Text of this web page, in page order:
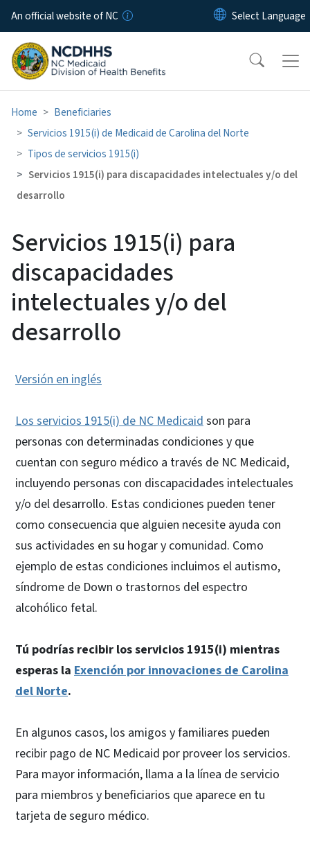
Skip to main content
An official website of NC
Home
Beneficiaries
Servicios 1915(i) de Medicaid de Carolina del Norte
Tipos de servicios 1915(i)
Servicios 1915(i) para discapacidades intelectuales y/o del
desarrollo
Servicios 1915(i) para
discapacidades
intelectuales y/o del
desarrollo
Versión en inglés
Los servicios 1915(i) de NC Medicaid son para
personas con determinadas condiciones y que
cuentan con seguro médico a través de NC Medicaid,
incluyendo personas con discapacidades intelectuales
y/o del desarrollo. Estas condiciones pueden tener
como consecuencia que alguien necesite ayuda con
sus actividades en su hogar y comunidad. Como
ejemplo de estas condiciones incluimos el autismo,
síndrome de Down o trastornos del espectro
alcohólico fetal.
Tú podrías recibir los servicios 1915(i) mientras
esperas la Exención por innovaciones de Carolina
del Norte.
En algunos casos, los amigos y familiares pueden
recibir pago de NC Medicaid por proveer los servicios.
Para mayor información, llama a la línea de servicio
para miembros y beneficiarios que aparece en tu
tarjeta de seguro médico.